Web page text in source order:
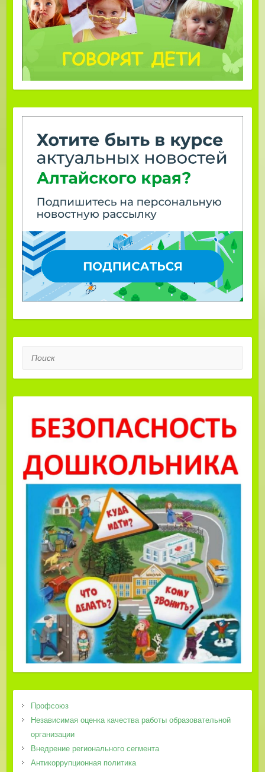
Поиск
Профсоюз
Независимая оценка качества работы образовательной
организации
Внедрение регионального сегмента
Антикоррупционная политика